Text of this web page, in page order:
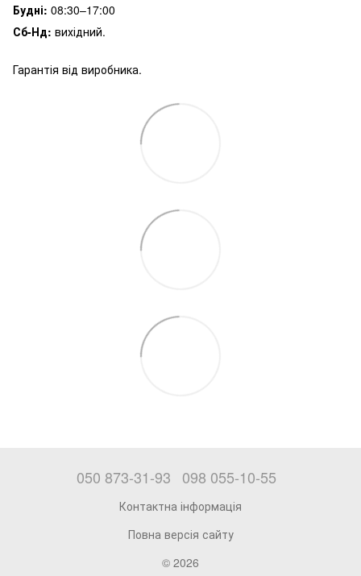
Будні: 08:30–17:00
Сб-Нд: вихідний.
Гарантія від виробника.
050 873-31-93 098 055-10-55
Контактна інформація
Повна версія сайту
© 2026